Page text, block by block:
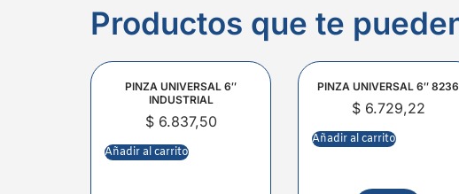
Productos que te
PINZA UNIVERSAL 6″
INDUSTRIAL
$6.837,50
Añadir al carrito
PINZA UNIVERSAL 6″ 8236
$6.729,22
Añadir al carrito